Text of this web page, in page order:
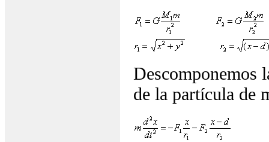
Descomponemos
de la partícula de